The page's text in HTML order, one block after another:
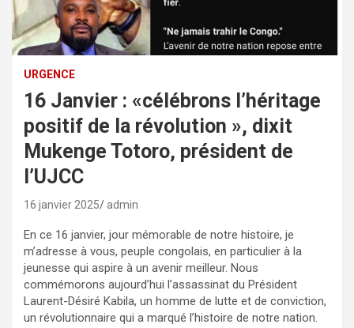
URGENCE
16 Janvier : «célébrons l’héritage
positif de la révolution », dixit
Mukenge Totoro, président de
l’UJCC
16 janvier 2025 admin
En ce 16 janvier, jour mémorable de notre histoire, je
m’adresse à vous, peuple congolais, en particulier à la
jeunesse qui aspire à un avenir meilleur. Nous
commémorons aujourd’hui l’assassinat du Président
Laurent-Désiré Kabila, un homme de lutte et de conviction,
un révolutionnaire qui a marqué l’histoire de notre nation.